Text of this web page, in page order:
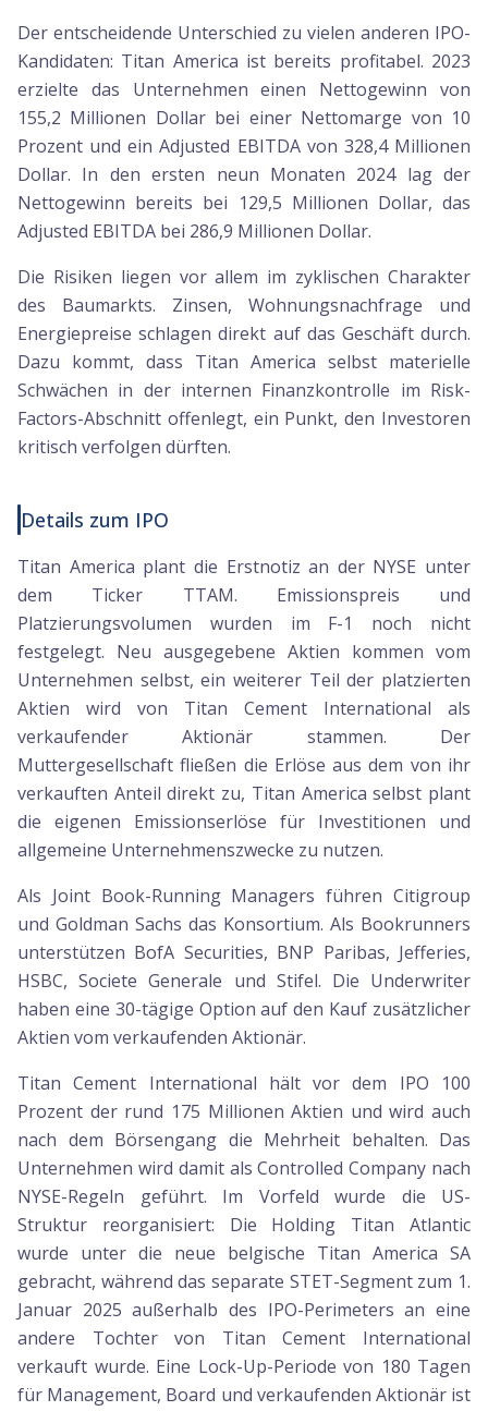
Der entscheidende Unterschied zu vielen anderen IPO-
Kandidaten: Titan America ist bereits profitabel. 2023
erzielte das Unternehmen einen Nettogewinn von
155,2 Millionen Dollar bei einer Nettomarge von 10
Prozent und ein Adjusted EBITDA von 328,4 Millionen
Dollar. In den ersten neun Monaten 2024 lag der
Nettogewinn bereits bei 129,5 Millionen Dollar, das
Adjusted EBITDA bei 286,9 Millionen Dollar.
Die Risiken liegen vor allem im zyklischen Charakter
des Baumarkts. Zinsen, Wohnungsnachfrage und
Energiepreise schlagen direkt auf das Geschäft durch.
Dazu kommt, dass Titan America selbst materielle
Schwächen in der internen Finanzkontrolle im Risk-
Factors-Abschnitt offenlegt, ein Punkt, den Investoren
kritisch verfolgen dürften.
Details zum IPO
Titan America plant die Erstnotiz an der NYSE unter
dem Ticker TTAM. Emissionspreis und
Platzierungsvolumen wurden im F-1 noch nicht
festgelegt. Neu ausgegebene Aktien kommen vom
Unternehmen selbst, ein weiterer Teil der platzierten
Aktien wird von Titan Cement International als
verkaufender Aktionär stammen. Der
Muttergesellschaft fließen die Erlöse aus dem von ihr
verkauften Anteil direkt zu, Titan America selbst plant
die eigenen Emissionserlöse für Investitionen und
allgemeine Unternehmenszwecke zu nutzen.
Als Joint Book-Running Managers führen Citigroup
und Goldman Sachs das Konsortium. Als Bookrunners
unterstützen BofA Securities, BNP Paribas, Jefferies,
HSBC, Societe Generale und Stifel. Die Underwriter
haben eine 30-tägige Option auf den Kauf zusätzlicher
Aktien vom verkaufenden Aktionär.
Titan Cement International hält vor dem IPO 100
Prozent der rund 175 Millionen Aktien und wird auch
nach dem Börsengang die Mehrheit behalten. Das
Unternehmen wird damit als Controlled Company nach
NYSE-Regeln geführt. Im Vorfeld wurde die US-
Struktur reorganisiert: Die Holding Titan Atlantic
wurde unter die neue belgische Titan America SA
gebracht, während das separate STET-Segment zum 1.
Januar 2025 außerhalb des IPO-Perimeters an eine
andere Tochter von Titan Cement International
verkauft wurde. Eine Lock-Up-Periode von 180 Tagen
für Management, Board und verkaufenden Aktionär ist